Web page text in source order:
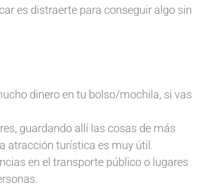
es distraerte para conseguir algo sin
dinero en tu bolso/mochila, si vas
guardando allí las cosas de más
atracción turística es muy útil.
en el transporte público o lugares